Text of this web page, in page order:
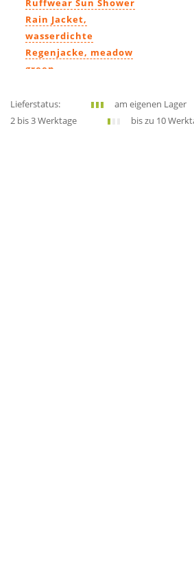
Ruffwear Sun Shower
Rain Jacket,
wasserdichte
Regenjacke, meadow
green
Lieferstatus:
am eigenen Lager
2 bis 3 Werktage
bis zu 10